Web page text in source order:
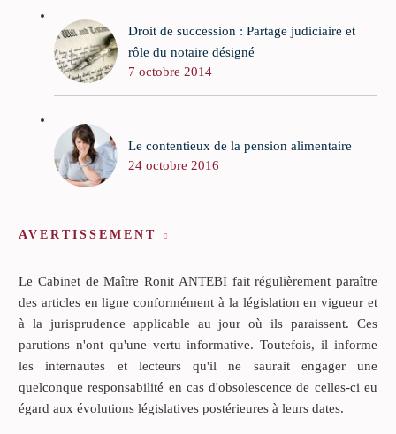
Droit de succession : Partage judiciaire et
rôle du notaire désigné
7 octobre 2014
Le contentieux de la pension alimentaire
24 octobre 2016
AVERTISSEMENT
Le Cabinet de Maître Ronit ANTEBI fait régulièrement paraître
des articles en ligne conformément à la législation en vigueur et
à la jurisprudence applicable au jour où ils paraissent. Ces
parutions n'ont qu'une vertu informative. Toutefois, il informe
les internautes et lecteurs qu'il ne saurait engager une
quelconque responsabilité en cas d'obsolescence de celles-ci eu
égard aux évolutions législatives postérieures à leurs dates.